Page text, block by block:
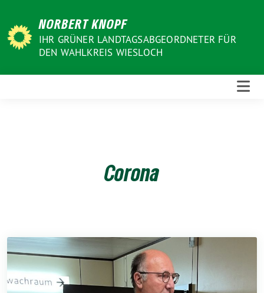
zum
Inhalt
NORBERT KNOPF
IHR GRÜNER LANDTAGSABGEORDNETER FÜR
DEN WAHLKREIS WIESLOCH
Corona